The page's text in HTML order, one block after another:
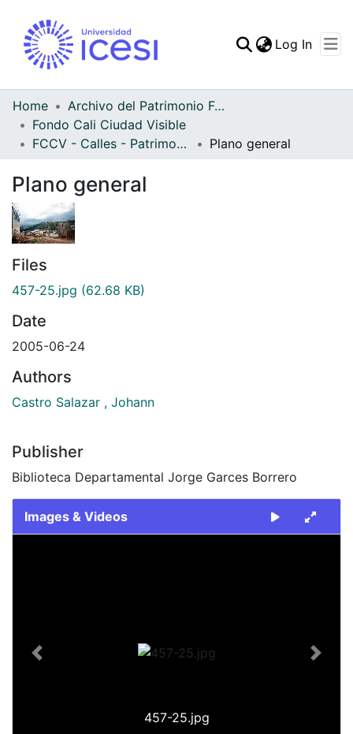
Log In
Home
Archivo del Patrimonio Fotográfico y Fílmico del Valle del Cauca
Fondo Cali Ciudad Visible
FCCV - Calles - Patrimonial
Plano general
Plano general
Files
457-25.jpg (62.68 KB)
Date
2005-06-24
Authors
Castro Salazar , Johann
Publisher
Biblioteca Departamental Jorge Garces Borrero
Images & Videos
457-25.jpg
Previous Next